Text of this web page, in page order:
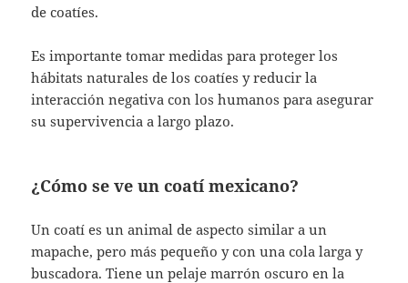
de coatíes.
Es importante tomar medidas para proteger los
hábitats naturales de los coatíes y reducir la
interacción negativa con los humanos para asegurar
su supervivencia a largo plazo.
¿Cómo se ve un coatí mexicano?
Un coatí es un animal de aspecto similar a un
mapache, pero más pequeño y con una cola larga y
buscadora. Tiene un pelaje marrón oscuro en la